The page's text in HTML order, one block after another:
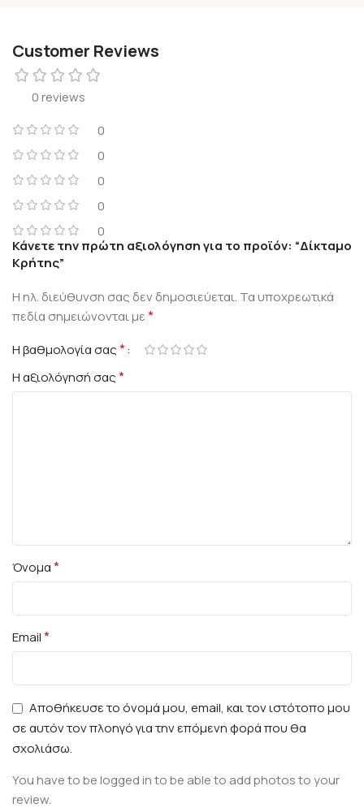
Customer Reviews
0 reviews
0
0
0
0
0
Κάνετε την πρώτη αξιολόγηση για το προϊόν: “Δίκταμο
Κρήτης”
Η ηλ. διεύθυνση σας δεν δημοσιεύεται. Τα υποχρεωτικά
πεδία σημειώνονται με*
Η βαθμολογία σας*
Η αξιολόγησή σας*
Όνομα*
Email*
Αποθήκευσε το όνομά μου, email, και τον ιστότοπο μου
σε αυτόν τον πλοηγό για την επόμενη φορά που θα
σχολιάσω.
You have to be logged in to be able to add photos to your
review.